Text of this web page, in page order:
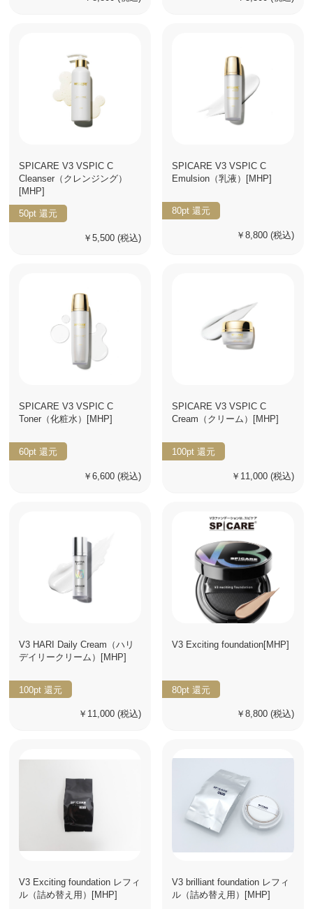
SPICARE V3 VSPIC C
Cleanser（クレンジング）
[MHP]
50pt 還元
￥5,500 (税込)
SPICARE V3 VSPIC C
Emulsion（乳液）[MHP]
80pt 還元
￥8,800 (税込)
SPICARE V3 VSPIC C
Toner（化粧水）[MHP]
60pt 還元
￥6,600 (税込)
SPICARE V3 VSPIC C
Cream（クリーム）[MHP]
100pt 還元
￥11,000 (税込)
V3 HARI Daily Cream（ハリ
デイリークリーム）[MHP]
100pt 還元
￥11,000 (税込)
V3 Exciting foundation[MHP]
80pt 還元
￥8,800 (税込)
V3 Exciting foundation レフィ
ル（詰め替え用）[MHP]
V3 brilliant foundation レフィ
ル（詰め替え用）[MHP]